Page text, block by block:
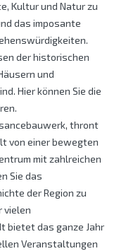
Kultur und Natur zu
das imposante
der historischen
und
Hier können Sie die
thront
von einer bewegten
mit zahlreichen
Sie das
der Region zu
vielen
bietet das ganze Jahr
Veranstaltungen